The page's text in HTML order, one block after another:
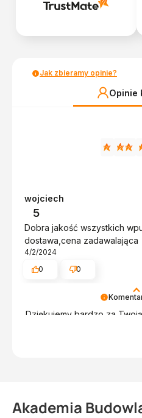
Jak zbieramy opinie?
Opinie
Dziękujemy bardzo za
wojciech
5
Dobra jakość wszystkich
dostawa,cena zadawalająca
4/2/2024
0
0
Akademia